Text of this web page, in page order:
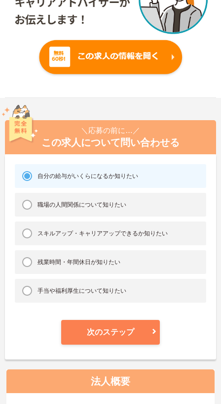
＼応募の前に…／
この求人について問い合わせる
自分の給与がいくらになるか知りたい
職場の人間関係について知りたい
スキルアップ・キャリアアップできるか知りたい
残業時間・年間休日が知りたい
手当や福利厚生について知りたい
次のステップ
法人概要